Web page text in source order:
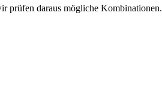
prüfen daraus mögliche Kombinationen.